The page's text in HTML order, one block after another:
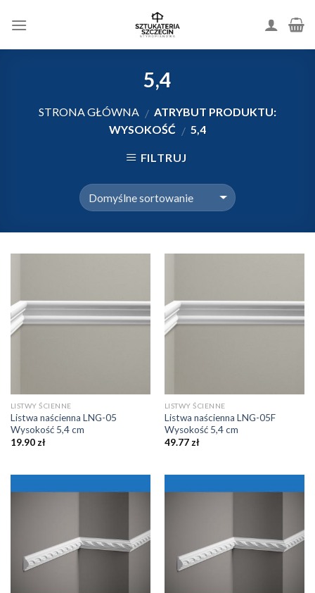
5,4
STRONA GŁÓWNA / ATRYBUT PRODUKTU:
WYSOKOŚĆ / 5,4
FILTRUJ
LISTWY ŚCIENNE
Listwa naścienna LNG-05
Wysokość 5,4 cm
19.90zł
LISTWY ŚCIENNE
Listwa naścienna LNG-05F
Wysokość 5,4 cm
49.77zł